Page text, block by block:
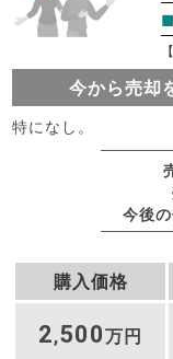
今から売却
特になし。
今後
購入価格
2,500万円